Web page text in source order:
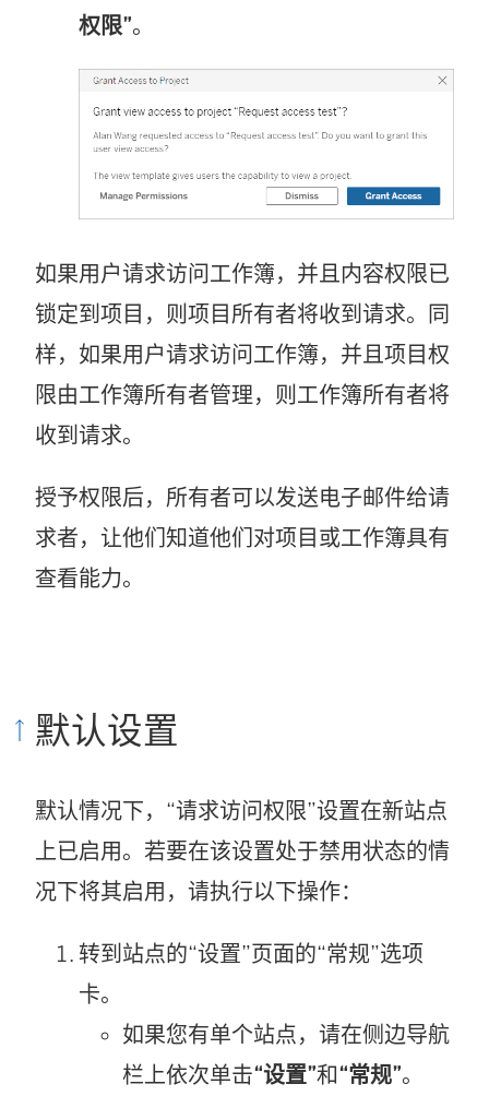
权限”。
如果用户请求访问工作簿，并且内容权限已
锁定到项目，则项目所有者将收到请求。同
样，如果用户请求访问工作簿，并且项目权
限由工作簿所有者管理，则工作簿所有者将
收到请求。
授予权限后，所有者可以发送电子邮件给请
求者，让他们知道他们对项目或工作簿具有
查看能力。
默认设置
默认情况下，“请求访问权限”设置在新站点
上已启用。若要在该设置处于禁用状态的情
况下将其启用，请执行以下操作：
转到站点的“设置”页面的“常规”选项
卡。
如果您有单个站点，请在侧边导航
栏上依次单击“设置”和“常规”。